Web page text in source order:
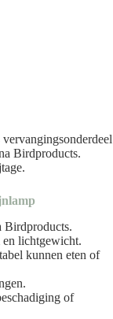
Birdproducts.
Birdproducts.
en lichtgewicht.
kunnen eten of
of